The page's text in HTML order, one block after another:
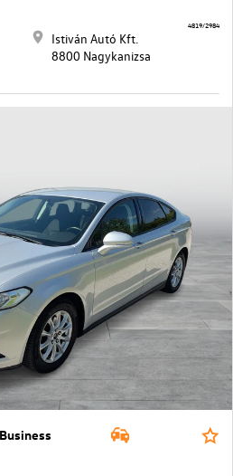
Istiván Autó Kft.
8800 Nagykanizsa
4819/2984